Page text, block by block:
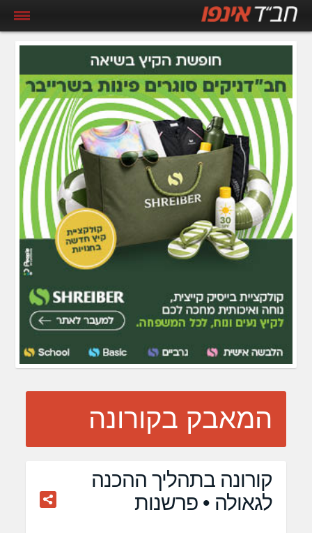
המאבק בקורונה
קורונה בתהליך ההכנה
לגאולה • פרשנות